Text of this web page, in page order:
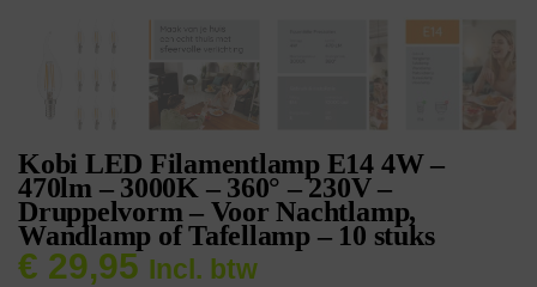
Kobi LED Filamentlamp E14 4W –
470lm – 3000K – 360° – 230V –
Druppelvorm – Voor Nachtlamp,
Wandlamp of Tafellamp – 10 stuks
€ 29,95 Incl. btw